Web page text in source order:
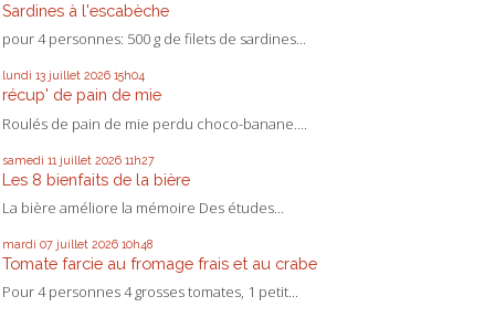
Sardines à l'escabèche
pour 4 personnes: 500 g de filets de sardines...
lundi 13 juillet 2026 15h04
récup' de pain de mie
Roulés de pain de mie perdu choco-banane....
samedi 11 juillet 2026 11h27
Les 8 bienfaits de la bière
La bière améliore la mémoire Des études...
mardi 07 juillet 2026 10h48
Tomate farcie au fromage frais et au crabe
Pour 4 personnes 4 grosses tomates, 1 petit...